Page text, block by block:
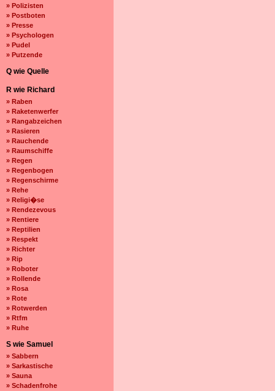
» Polizisten
» Postboten
» Presse
» Psychologen
» Pudel
» Putzende
Q wie Quelle
R wie Richard
» Raben
» Raketenwerfer
» Rangabzeichen
» Rasieren
» Rauchende
» Raumschiffe
» Regen
» Regenbogen
» Regenschirme
» Rehe
» Religi�se
» Rendezevous
» Rentiere
» Reptilien
» Respekt
» Richter
» Rip
» Roboter
» Rollende
» Rosa
» Rote
» Rotwerden
» Rtfm
» Ruhe
S wie Samuel
» Sabbern
» Sarkastische
» Sauna
» Schadenfrohe